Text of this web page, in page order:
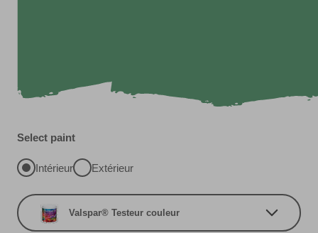
Select paint
Intérieur Extérieur
Valspar® Testeur couleur